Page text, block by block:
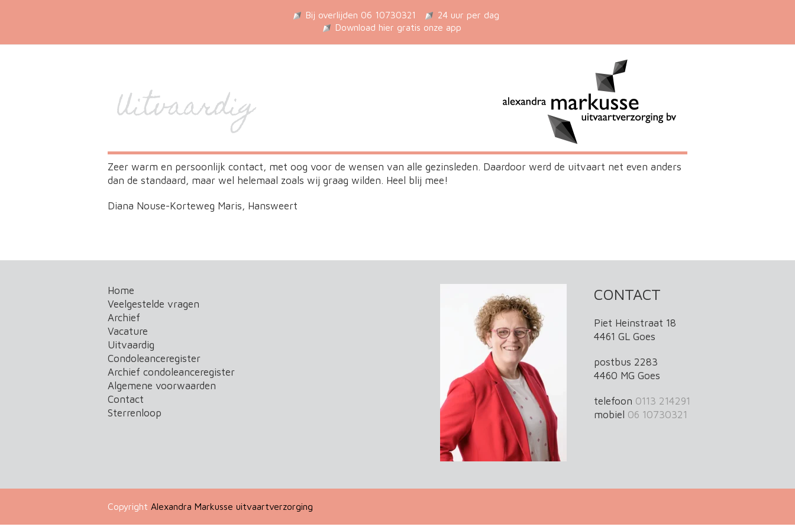
Bij overlijden 06 10730321
24 uur per dag
Download hier gratis onze app
Uitvaardig
Zeer warm en persoonlijk contact, met oog voor de wensen van alle gezinsleden. Daardoor werd de uitvaart net even anders
dan de standaard, maar wel helemaal zoals wij graag wilden. Heel blij mee!
Diana Nouse-Korteweg Maris, Hansweert
Home
Veelgestelde vragen
Archief
Vacature
Uitvaardig
Condoleanceregister
Archief condoleanceregister
Algemene voorwaarden
Contact
Sterrenloop
CONTACT
Piet Heinstraat 18
4461 GL Goes
postbus 2283
4460 MG Goes
telefoon 0113 214291
mobiel 06 10730321
Copyright Alexandra Markusse uitvaartverzorging